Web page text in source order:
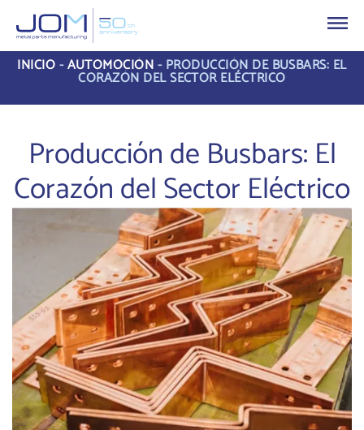
INICIO-AUTOMOCIÓN-PRODUCCIÓN DE BUSBARS: EL
CORAZÓN DEL SECTOR ELÉCTRICO
Producción de Busbars: El
Corazón del Sector Eléctrico